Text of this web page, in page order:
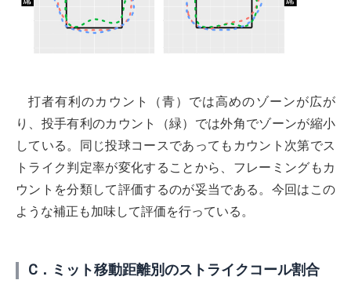
打者有利のカウント（青）では高めのゾーンが広が
り、投手有利のカウント（緑）では外角でゾーンが縮小
している。同じ投球コースであってもカウント次第でス
トライク判定率が変化することから、フレーミングもカ
ウントを分類して評価するのが妥当である。今回はこの
ような補正も加味して評価を行っている。
C．ミット移動距離別のストライクコール割合